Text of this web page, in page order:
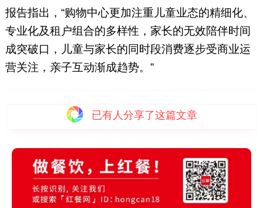
报告指出，“购物中心更加注重儿童业态的精细化、
专业化及租户组合的多样性，家长的无效陪伴时间
成突破口，儿童与家长的同时段消费逐步受商业运
营关注，亲子互动渐成趋势。”
已有 人分享了这篇文章